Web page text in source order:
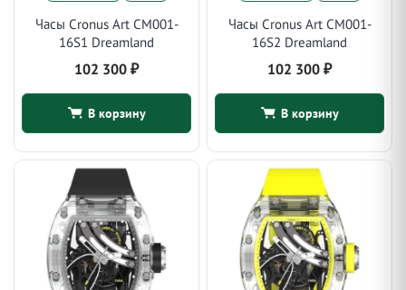
Часы Cronus Art CM001-
16S1 Dreamland
102 300 ₽
В корзину
Часы Cronus Art CM001-
16S2 Dreamland
102 300 ₽
В корзину